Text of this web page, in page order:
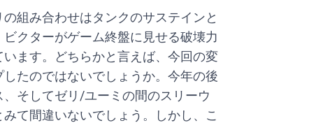
組み合わせはタンクのサステインと
クターがゲーム終盤に見せる破壊力
ます。どちらかと言えば、今回の変
たのではないでしょうか。今年の後
そしてゼリ/ユーミの間のスリーウ
て間違いないでしょう。しかし、こ